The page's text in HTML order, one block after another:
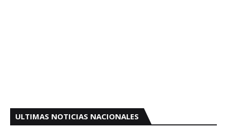
ULTIMAS NOTICIAS NACIONALES